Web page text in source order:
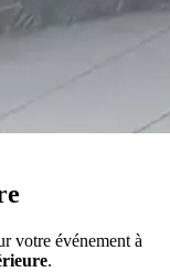
votre événement à
.